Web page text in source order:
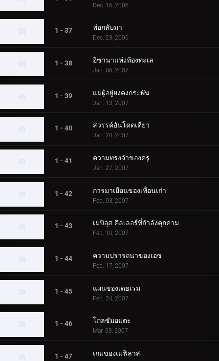
Dec. 16, 2006
1 - 37 พ่อกลับมา
Dec. 23, 2006
1 - 38 อิซานาแห่งท้องทะเล
Jan. 06, 2007
1 - 39 แม่ผู้อยู่ยงคงกระพัน
Jan. 13, 2007
1 - 40 สวรรค์อันโดดเดี่ยว
Jan. 20, 2007
1 - 41 ความทรงจำของครู
Jan. 27, 2007
1 - 42 การมาเยือนของเพื่อนเก่า
Feb. 03, 2007
1 - 43 เมบิอุส-คิลเลอร์ที่กำลังคุกคาม
Feb. 10, 2007
1 - 44 ความปรารถนาของเอซ
Feb. 17, 2007
1 - 45 แผนของเดธเรม
Feb. 24, 2007
1 - 46 โกลซัมอมตะ
Mar. 03, 2007
1 - 47 เกมของเมฟิลาส